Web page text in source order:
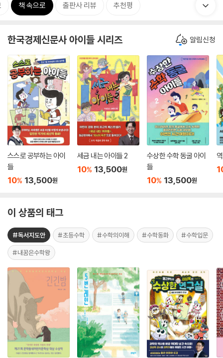
책 속으로 출판사 리뷰 추천평
한국경제신문사 아이들 시리즈 알림신청
스스로 공부하는 아이
들
10% 13,500원
세금 내는 아이들 2
10% 13,500원
수상한 수학 동굴 아이
들
10% 13,500원
이 상품의 태그
#독서지도안 #초등수학 #수학의이해 #수학동화 #수학입문
#내꿈은수학왕